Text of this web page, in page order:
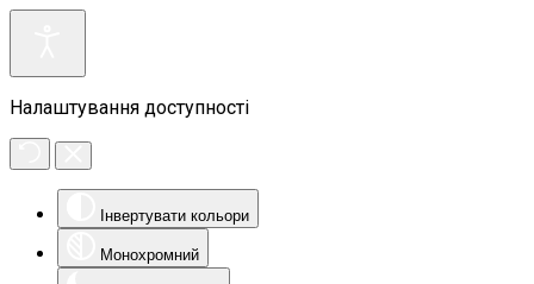
Налаштування доступності
Інвертувати кольори
Монохромний